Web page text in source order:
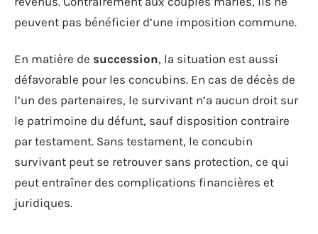
peuvent pas bénéficier d’une imposition commune.
En matière de succession, la situation est aussi
défavorable pour les concubins. En cas de décès de
l’un des partenaires, le survivant n’a aucun droit sur
le patrimoine du défunt, sauf disposition contraire
par testament. Sans testament, le concubin
survivant peut se retrouver sans protection, ce qui
peut entraîner des complications financières et
juridiques.